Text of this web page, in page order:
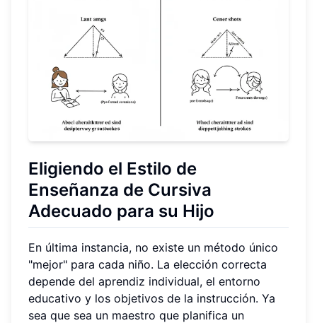
Eligiendo el Estilo de
Enseñanza de Cursiva
Adecuado para su Hijo
En última instancia, no existe un método único
"mejor" para cada niño. La elección correcta
depende del aprendiz individual, el entorno
educativo y los objetivos de la instrucción. Ya
sea que sea un maestro que planifica un